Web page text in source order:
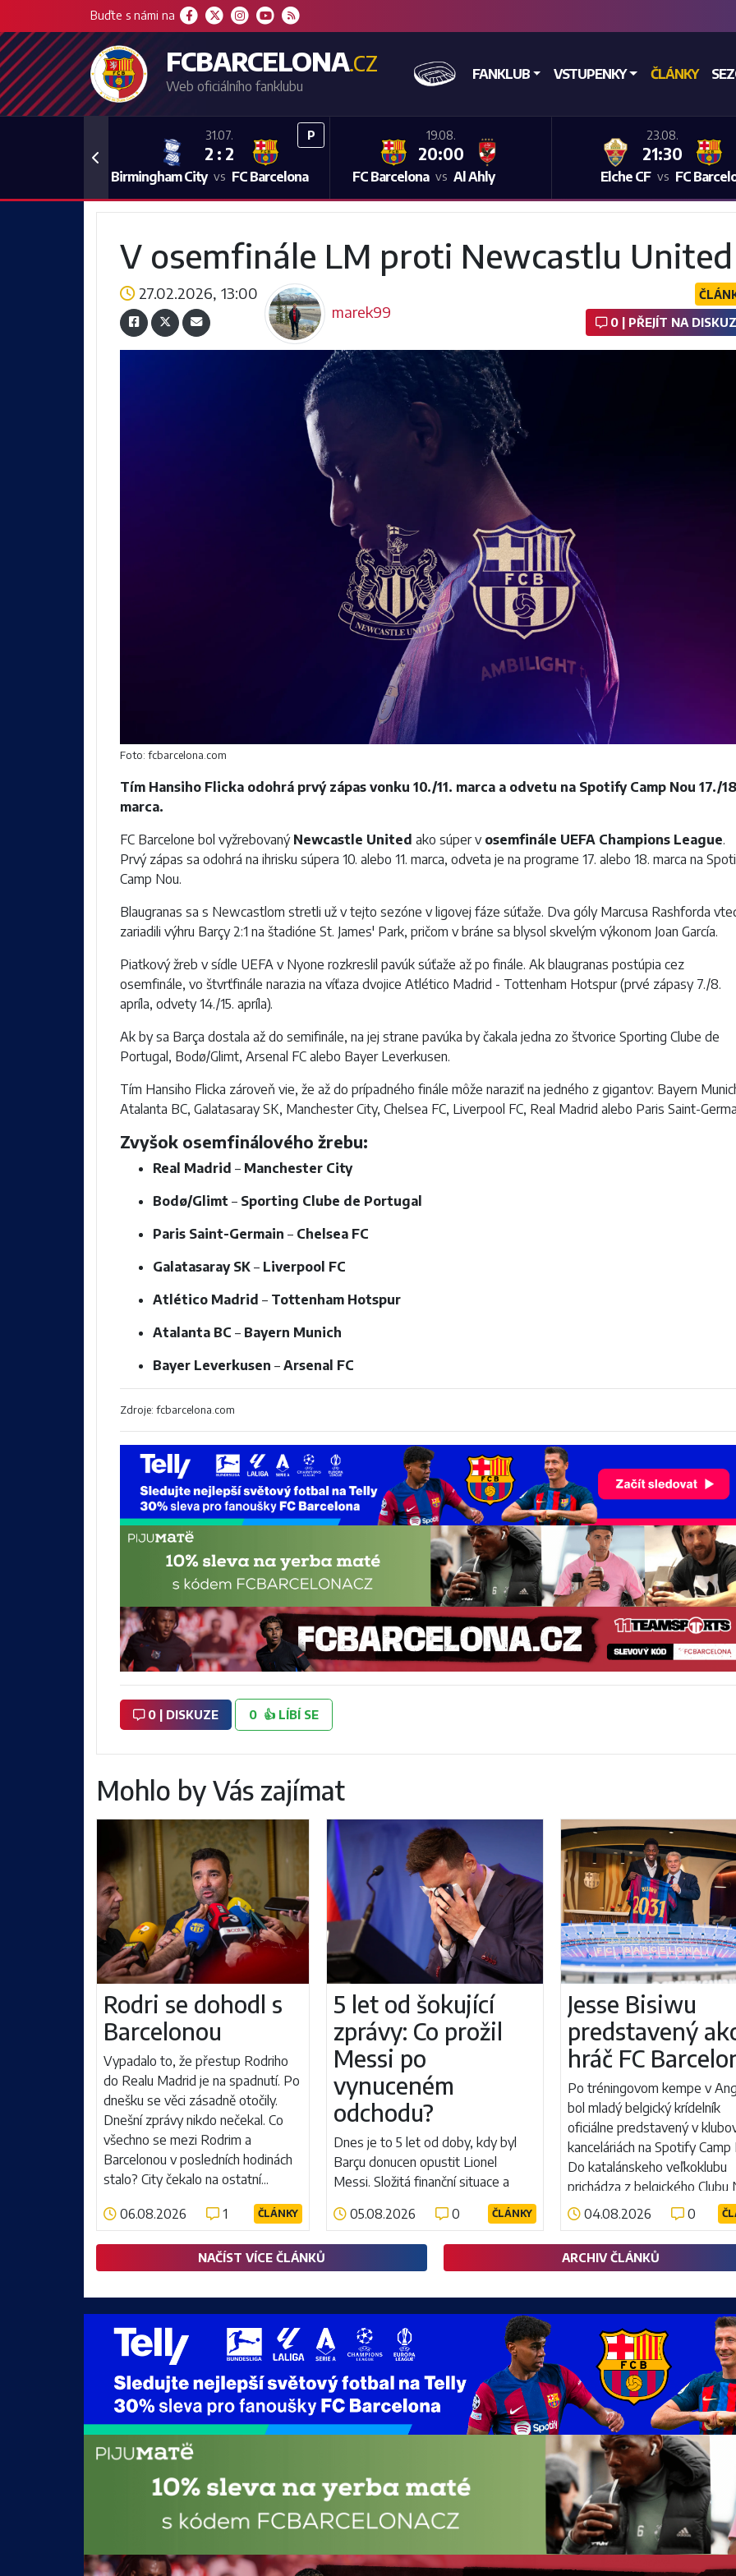
Buďte s námi na
FCBARCELONA.CZ
Web oficiálního fanklubu
DOMŮ FANKLUB VSTUPENKY ČLÁNKY
P
31.07.
2 : 2
Birmingham City vs FC Barcelona
19.08.
20:00
FC Barcelona vs Al Ahly
23.08.
21:30
Elche CF vs FC
Previous
V osemfinále LM proti Newcastlu United
27.02.2026, 13:00
marek99
0 | PŘEJÍT NA
Foto: fcbarcelona.com
Tím Hansiho Flicka odohrá prvý zápas vonku 10./11. marca a odvetu na Spotify Camp Nou 17./
marca.
FC Barcelone bol vyžrebovaný Newcastle United ako súper v osemfinále UEFA Champions League.
Prvý zápas sa odohrá na ihrisku súpera 10. alebo 11. marca, odveta je na programe 17. alebo 18. marca na
Camp Nou.
Blaugranas sa s Newcastlom stretli už v tejto sezóne v ligovej fáze súťaže. Dva góly Marcusa Rashforda
zariadili výhru Barçy 2:1 na štadióne St. James' Park, pričom v bráne sa blysol skvelým výkonom Joan García.
Piatkový žreb v sídle UEFA v Nyone rozkreslil pavúk súťaže až po finále. Ak blaugranas postúpia cez
osemfinále, vo štvrťfinále narazia na víťaza dvojice Atlético Madrid - Tottenham Hotspur(prvé zápasy 7./8.
apríla, odvety 14./15. apríla).
Ak by sa Barça dostala až do semifinále, na jej strane pavúka by čakala jedna zo štvorice Sporting Clube de
Portugal, Bodø/Glimt, Arsenal FC alebo Bayer Leverkusen.
Tím Hansiho Flicka zároveň vie, že až do prípadného finále môže naraziť na jedného z gigantov: Bayern
Atalanta BC, Galatasaray SK, Manchester City, Chelsea FC, Liverpool FC, Real Madrid alebo Paris Saint-
Zvyšok osemfinálového žrebu:
Real Madrid – Manchester City
Bodø/Glimt – Sporting Clube de Portugal
Paris Saint-Germain – Chelsea FC
Galatasaray SK – Liverpool FC
Atlético Madrid – Tottenham Hotspur
Atalanta BC – Bayern Munich
Bayer Leverkusen – Arsenal FC
Zdroje: fcbarcelona.com
0 | DISKUZE 0 👍 LÍBÍ SE
Mohlo by Vás zajímat
Rodri se dohodl s
Barcelonou
Vypadalo to, že přestup Rodriho
do Realu Madrid je na spadnutí. Po
dnešku se věci zásadně otočily.
Dnešní zprávy nikdo nečekal. Co
všechno se mezi Rodrim a
Barcelonou v posledních hodinách
stalo? City čekalo na ostatní...
06.08.2026 1 ČLÁNKY
Číst více
5 let od šokující
zprávy: Co prožil
Messi po
vynuceném
odchodu?
Dnes je to 5 let od doby, kdy byl
Barçu donucen opustit Lionel
Messi. Složitá finanční situace a
přísná pravidla LaLigy ukončily
nejúspěšnější éru v historii klubu. Co
prožil od této bolestivé události?
05.08.2026 0 ČLÁNKY
Číst více
Jesse Bisiwu
predstavený
hráč FC
Po tréningovom kempe v
bol mladý belgický krídelník
oficiálne predstavený v
kanceláriách na Spotify Camp
Do katalánskeho veľkoklubu
prichádza z belgického Clubu
za prestupovú čiastku 8,5
04.08.2026 0
Číst více
NAČÍST VÍCE ČLÁNKŮ ARCHIV ČLÁNKŮ